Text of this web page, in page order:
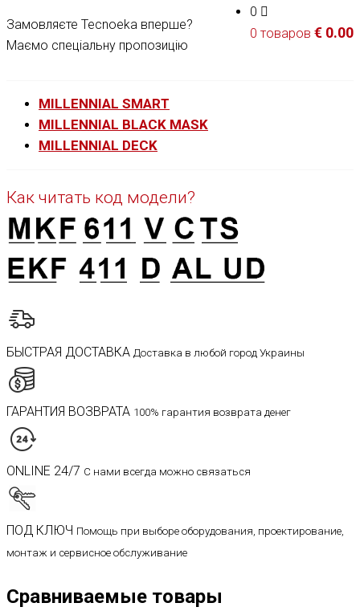
0
0 товаров € 0.00
Замовляєте Tecnoeka вперше?
Маємо спеціальну пропозицію
MILLENNIAL SMART
MILLENNIAL BLACK MASK
MILLENNIAL DECK
Как читать код модели?
БЫСТРАЯ ДОСТАВКА Доставка в любой город Украины
ГАРАНТИЯ ВОЗВРАТА 100% гарантия возврата денег
ONLINE 24/7 С нами всегда можно связаться
ПОД КЛЮЧ Помощь при выборе оборудования, проектирование,
монтаж и сервисное обслуживание
Сравниваемые товары